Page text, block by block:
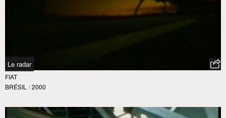
Le radar
FIAT
BRÉSIL / 2000